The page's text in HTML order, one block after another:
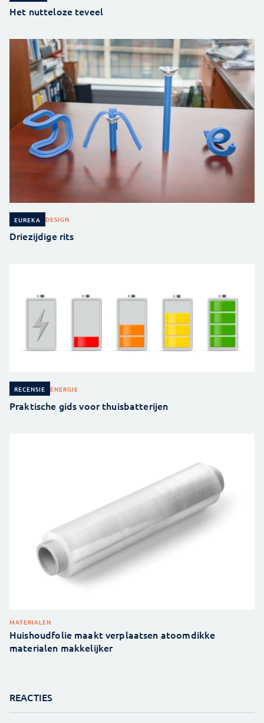
Het nutteloze teveel
EUREKA DESIGN
Driezijdige rits
RECENSIE ENERGIE
Praktische gids voor thuisbatterijen
MATERIALEN
Huishoudfolie maakt verplaatsen atoomdikke
materialen makkelijker
REACTIES